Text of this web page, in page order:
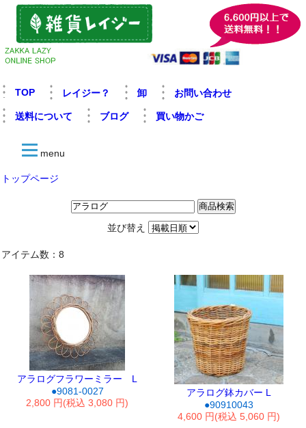
TOP レイジー？ 卸 お問い合わせ
送料について ブログ 買い物かご
menu
トップページ
並び替え
アイテム数：8
アラログフラワーミラー L
●9081-0027
2,800 円(税込 3,080 円)
アラログ鉢カバー L
●90910043
4,600 円(税込 5,060 円)